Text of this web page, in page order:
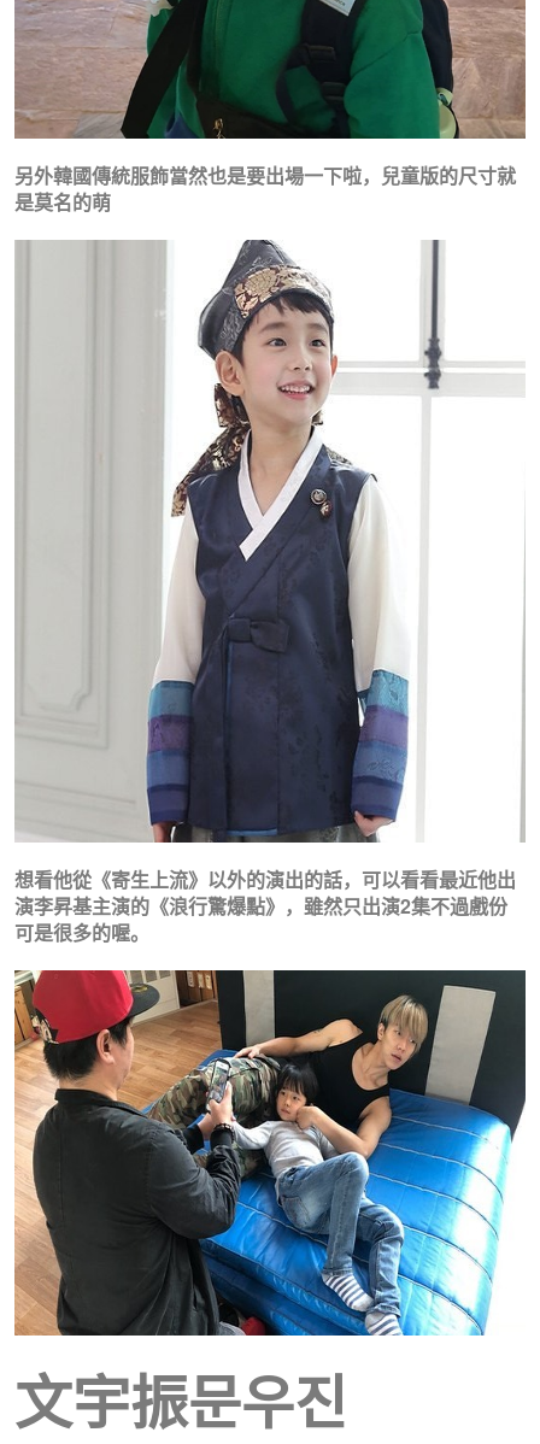
另外韓國傳統服飾當然也是要出場一下啦，兒童版的尺寸就
是莫名的萌
想看他從《寄生上流》以外的演出的話，可以看看最近他出
演李昇基主演的《浪行驚爆點》，雖然只出演2集不過戲份
可是很多的喔。
文宇振문우진